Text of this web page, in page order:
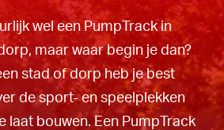
wel een PumpTrack in
maar waar begin je dan?
stad of dorp heb je best
de sport- en speelplekken
laat bouwen. Een PumpTrack